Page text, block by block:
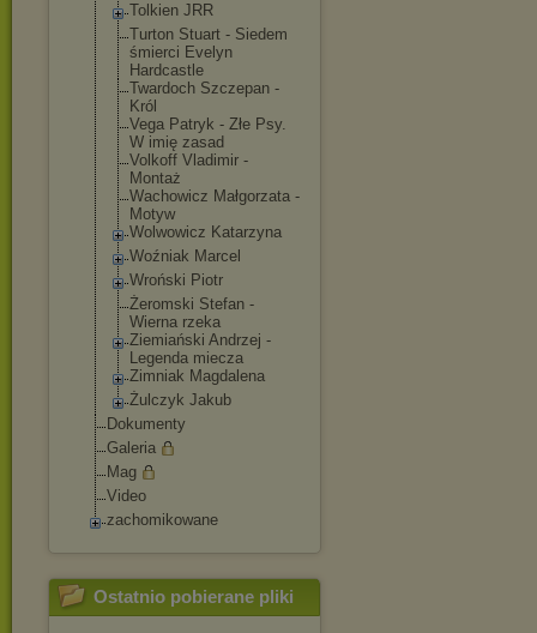
Tolkien JRR
Turton Stuart - Siedem
śmierci Evelyn
Hardcastle
Twardoch Szczepan -
Król
Vega Patryk - Złe Psy.
W imię zasad
Volkoff Vladimir -
Montaż
Wachowicz Małgorzata -
Motyw
Wolwowicz Katarzyna
Woźniak Marcel
Wroński Piotr
Żeromski Stefan -
Wierna rzeka
Ziemiański Andrzej -
Legenda miecza
Zimniak Magdalena
Żulczyk Jakub
Dokumenty
Galeria
Mag
Video
zachomikowane
Ostatnio pobierane pliki